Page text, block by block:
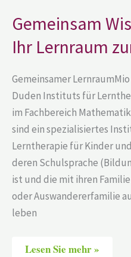
Gemeinsam
Ihr Lernraum
Gemeinsamer
Duden Instituts für
im Fachbereich
sind ein spezialisiertes
Lerntherapie für Kinder
deren Schulsprache
ist und die mit ihren
oder Auswandererfamilie
leben
zur
Fortbildung
Lesen Sie mehr »